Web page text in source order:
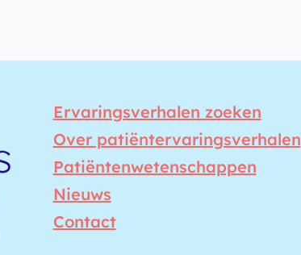
Ervaringsverhalen zoeken
Over patiëntervaringsverhalen
Patiëntenwetenschappen
Nieuws
Contact